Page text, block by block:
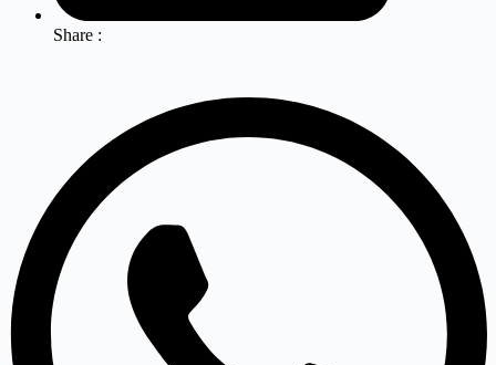
Share :